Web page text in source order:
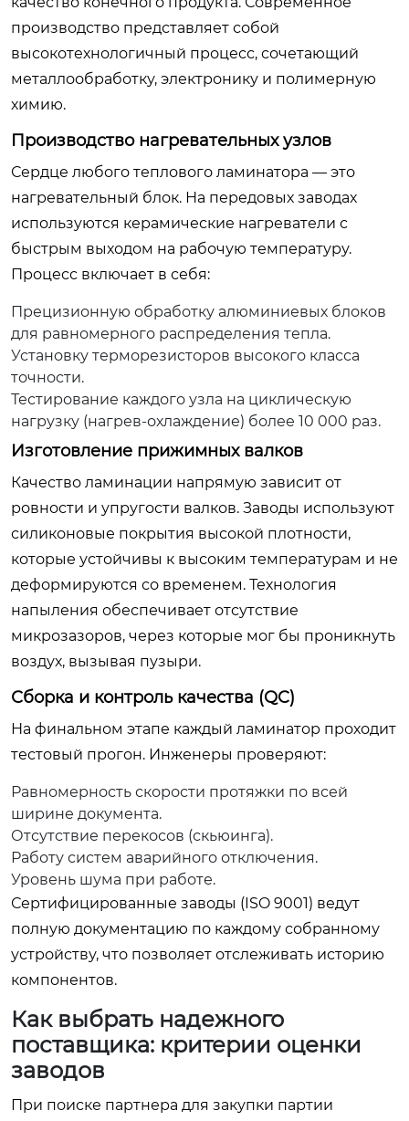
производство представляет собой
высокотехнологичный процесс, сочетающий
металлообработку, электронику и полимерную
химию.
Производство нагревательных узлов
Сердце любого теплового ламинатора — это
нагревательный блок. На передовых заводах
используются керамические нагреватели с
быстрым выходом на рабочую температуру.
Процесс включает в себя:
Прецизионную обработку алюминиевых блоков
для равномерного распределения тепла.
Установку терморезисторов высокого класса
точности.
Тестирование каждого узла на циклическую
нагрузку (нагрев-охлаждение) более 10 000 раз.
Изготовление прижимных валков
Качество ламинации напрямую зависит от
ровности и упругости валков. Заводы используют
силиконовые покрытия высокой плотности,
которые устойчивы к высоким температурам и не
деформируются со временем. Технология
напыления обеспечивает отсутствие
микрозазоров, через которые мог бы проникнуть
воздух, вызывая пузыри.
Сборка и контроль качества (QC)
На финальном этапе каждый ламинатор проходит
тестовый прогон. Инженеры проверяют:
Равномерность скорости протяжки по всей
ширине документа.
Отсутствие перекосов (скьюинга).
Работу систем аварийного отключения.
Уровень шума при работе.
Сертифицированные заводы (ISO 9001) ведут
полную документацию по каждому собранному
устройству, что позволяет отслеживать историю
компонентов.
Как выбрать надежного
поставщика: критерии оценки
заводов
При поиске партнера для закупки партии